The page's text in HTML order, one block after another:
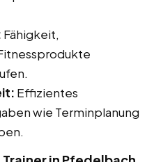
Fähigkeit,
Effizientes
wie Terminplanung